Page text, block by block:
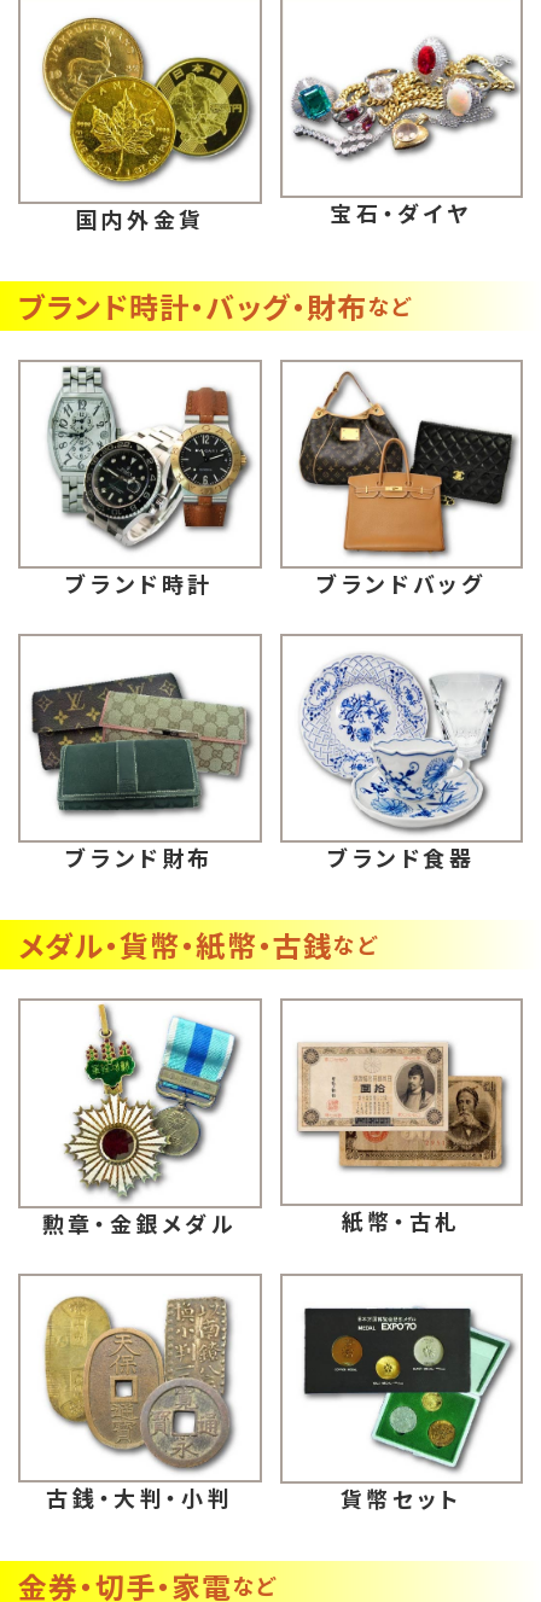
国内外金貨 宝石・ダイヤ
ブランド時計・バッグ・財布など
ブランド時計 ブランドバッグ
ブランド財布 ブランド食器
メダル・貨幣・紙幣・古銭など
勲章・金銀メダル 紙幣・古札
古銭・大判・小判 貨幣セット
金券・切手・家電など